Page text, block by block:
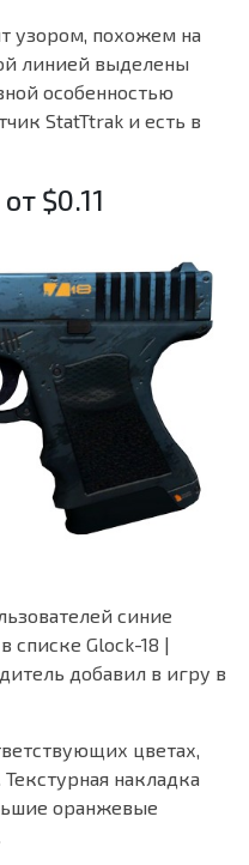
узором, похожем на
линией выделены
особенностью
StatTtrak и есть в
$0.11
синие
списке Glock-18 |
добавил в игру в
цветах,
накладка
оранжевые